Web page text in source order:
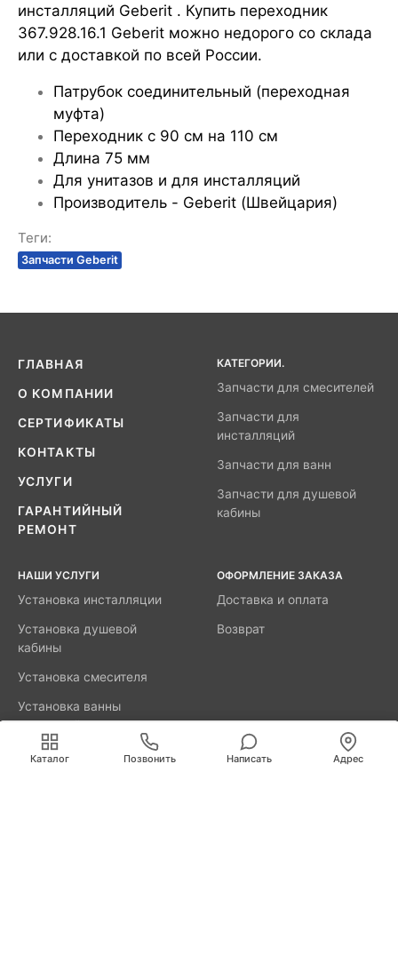
инсталляций Geberit . Купить переходник
367.928.16.1 Geberit можно недорого со склада
или с доставкой по всей России.
Патрубок соединительный (переходная
муфта)
Переходник с 90 см на 110 см
Длина 75 мм
Для унитазов и для инсталляций
Производитель - Geberit (Швейцария)
Теги:
Запчасти Geberit
ГЛАВНАЯ
О КОМПАНИИ
СЕРТИФИКАТЫ
КОНТАКТЫ
УСЛУГИ
ГАРАНТИЙНЫЙ
РЕМОНТ
КАТЕГОРИИ.
Запчасти для смесителей
Запчасти для
инсталляций
Запчасти для ванн
Запчасти для душевой
кабины
НАШИ УСЛУГИ
Установка инсталляции
Установка душевой
кабины
Установка смесителя
Установка ванны
акриловой
ОФОРМЛЕНИЕ ЗАКАЗА
Доставка и оплата
Возврат
Каталог Позвонить Написать Адрес
Мы используем cookies для быстрой и удобной
работы сайта. Продолжая пользоваться сайтом, вы
принимаете условияобработки персональных данных.